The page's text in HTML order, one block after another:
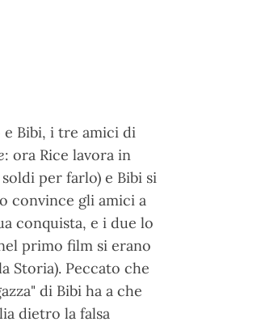
e Bibi, i tre amici di
: ora Rice lavora in
per farlo) e Bibi si
convince gli amici a
conquista, e i due lo
primo film si erano
Storia). Peccato che
di Bibi ha a che
dietro la falsa